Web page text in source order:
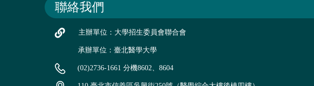
聯絡我們
主辦單位：大學招生委員會聯合會
承辦單位：臺北醫學大學
(02)2736-1661 分機8602、8604